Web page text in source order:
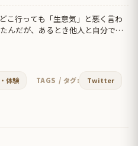
こ行っても「生意気」と悪く言わ
んだが、あるとき他人と自分では
体験 TAGS / タグ:
Twitter